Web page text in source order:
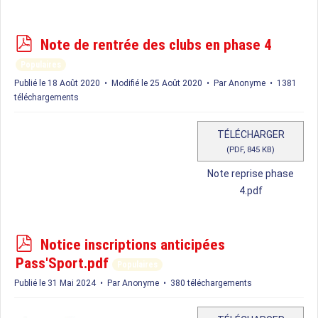
p
d
f
Note de rentrée des clubs en phase 4
Populaires
Publié le 18 Août 2020
Modifié le 25 Août 2020 Par Anonyme
1381
téléchargements
TÉLÉCHARGER
(PDF, 845 KB)
Note reprise phase
4.pdf
p
d
f
Notice inscriptions anticipées
Pass'Sport.pdf
Populaires
Publié le 31 Mai 2024
Par Anonyme 380 téléchargements